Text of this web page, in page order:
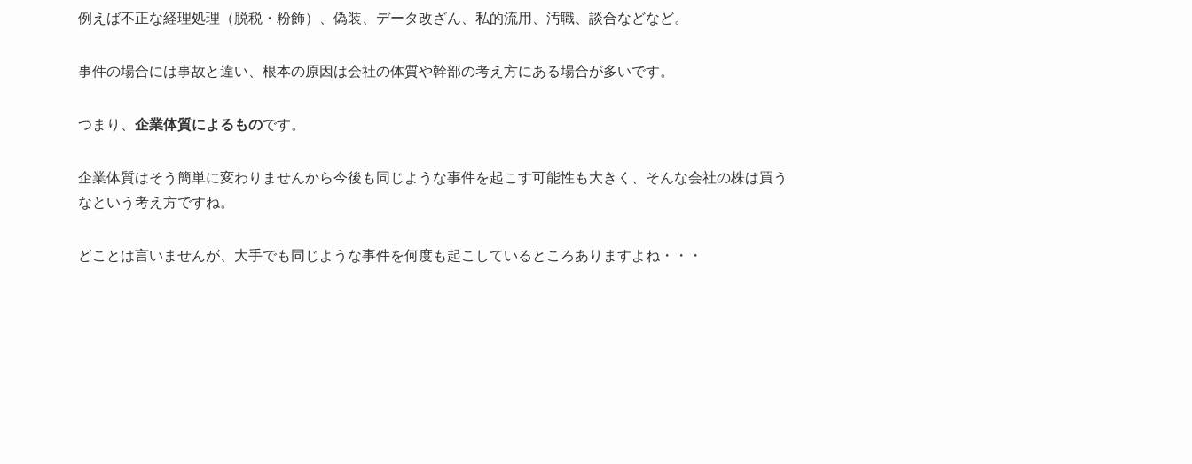
例えば不正な経理処理（脱税・粉飾）、偽装、データ改ざん、私的流用、汚職、談合などなど。
事件の場合には事故と違い、根本の原因は会社の体質や幹部の考え方にある場合が多いです。
つまり、 企業体質によるものです。
企業体質はそう簡単に変わりませんから今後も同じような事件を起こす可能性も大きく、そんな会社の株は買う
なという考え方ですね。
どことは言いませんが、大手でも同じような事件を何度も起こしているところありますよね・・・